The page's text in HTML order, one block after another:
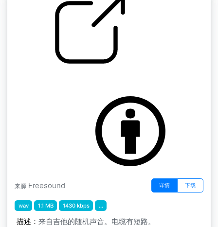
来源 Freesound 详情 下载
wav 1.1 MB 1430 kbps ...
描述： 来自吉他的随机声音。电缆有短路。